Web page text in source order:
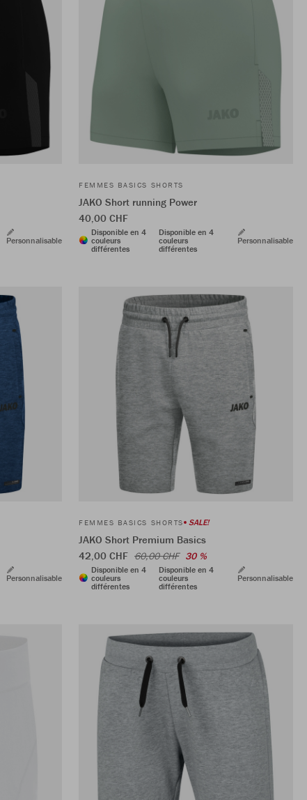
Personnalisable
FEMMES BASICS SHORTS
JAKO Short running Power
40,00 CHF
Disponible en 4
couleurs
différentes
Disponible en 4
couleurs
différentes
Personnalisable
Personnalisable
FEMMES BASICS SHORTS SALE!
JAKO Short Premium Basics
42,00 CHF 60,00 CHF 30 %
Disponible en 4
couleurs
différentes
Disponible en 4
couleurs
différentes
Personnalisable